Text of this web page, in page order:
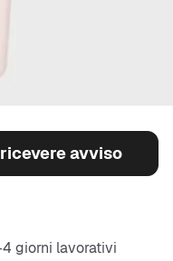
avviso
giorni lavorativi